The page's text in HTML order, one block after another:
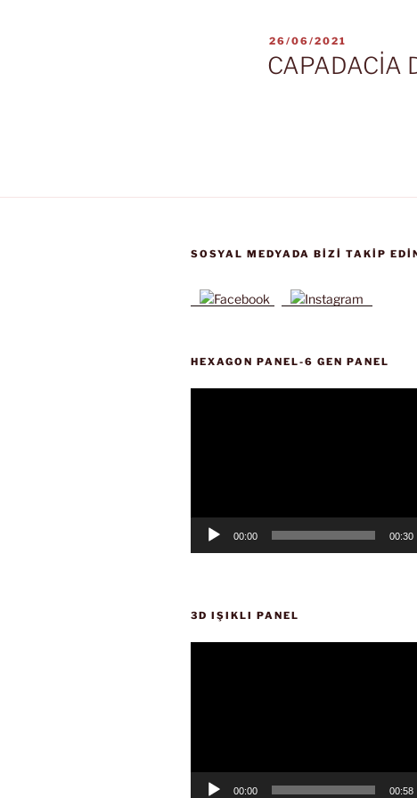
YAYIM
TARIHI
26/06/2021
CAPADACİA
SOSYAL MEDYADA BIZI TAKIP
HEXAGON PANEL-6 GEN PANEL
00:00 00:30
3D IŞIKLI PANEL
00:00 00:58